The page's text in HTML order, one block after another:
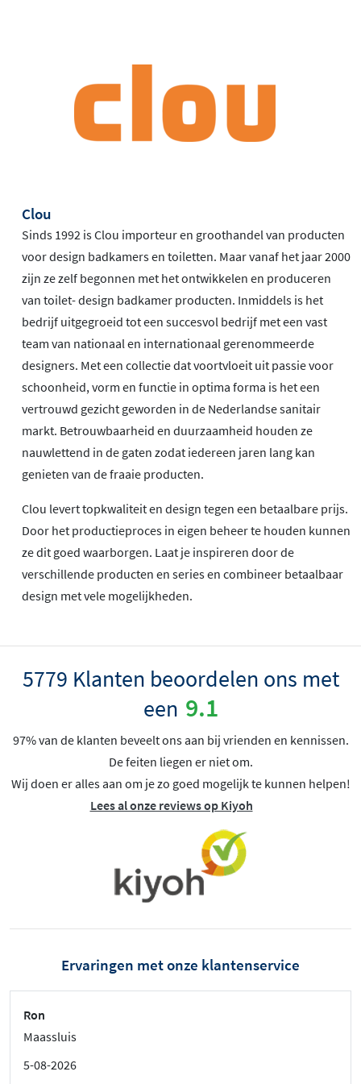
Clou
Sinds 1992 is Clou importeur en groothandel van producten
voor design badkamers en toiletten. Maar vanaf het jaar 2000
zijn ze zelf begonnen met het ontwikkelen en produceren
van toilet- design badkamer producten. Inmiddels is het
bedrijf uitgegroeid tot een succesvol bedrijf met een vast
team van nationaal en internationaal gerenommeerde
designers. Met een collectie dat voortvloeit uit passie voor
schoonheid, vorm en functie in optima forma is het een
vertrouwd gezicht geworden in de Nederlandse sanitair
markt. Betrouwbaarheid en duurzaamheid houden ze
nauwlettend in de gaten zodat iedereen jaren lang kan
genieten van de fraaie producten.
Clou levert topkwaliteit en design tegen een betaalbare prijs.
Door het productieproces in eigen beheer te houden kunnen
ze dit goed waarborgen. Laat je inspireren door de
verschillende producten en series en combineer betaalbaar
design met vele mogelijkheden.
5779 Klanten beoordelen ons met
een 9.1
97% van de klanten beveelt ons aan bij vrienden en kennissen.
De feiten liegen er niet om.
Wij doen er alles aan om je zo goed mogelijk te kunnen helpen!
Lees al onze reviews op Kiyoh
Ervaringen met onze klantenservice
Ron
Maassluis
5-08-2026